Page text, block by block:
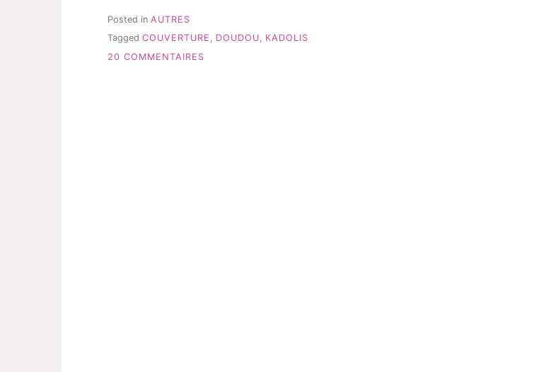
KADOLIS »
Posted in AUTRES
Tagged COUVERTURE , DOUDOU, KADOLIS
20 COMMENTAIRES